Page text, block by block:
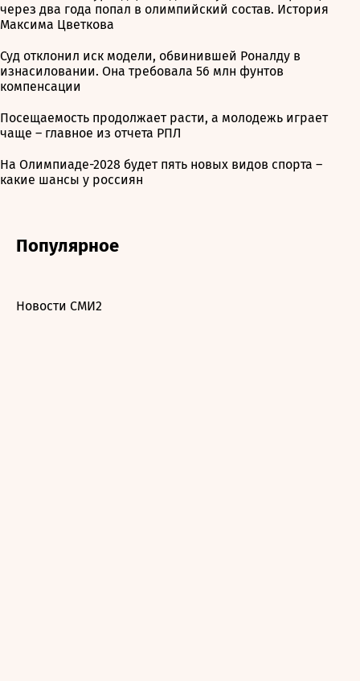
через два года попал в олимпийский состав. История
Максима Цветкова
Суд отклонил иск модели, обвинившей Роналду в
изнасиловании. Она требовала 56 млн фунтов
компенсации
Посещаемость продолжает расти, а молодежь играет
чаще – главное из отчета РПЛ
На Олимпиаде-2028 будет пять новых видов спорта –
какие шансы у россиян
Популярное
Новости СМИ2